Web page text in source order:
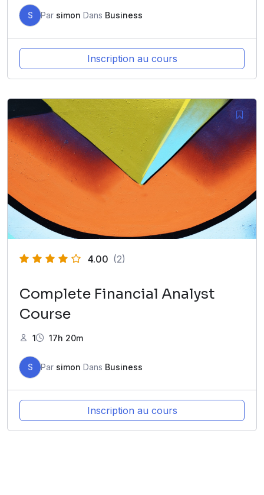
S Par simon Dans Business
Inscription au cours
4.00 (2)
Complete Financial Analyst
Course
1 17h 20m
S Par simon Dans Business
Inscription au cours